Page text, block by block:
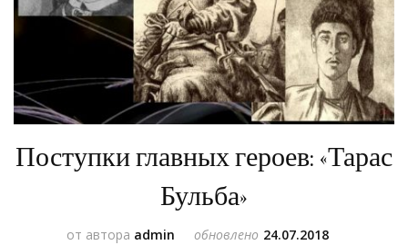
Поступки главных героев: «Тарас
Бульба»
от автора admin обновлено 24.07.2018